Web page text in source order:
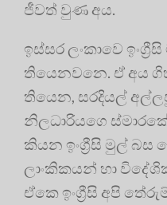
ජීවත් වුණ අය.
ඉස්සර ලංකාවෙ
තියෙනවනෙ. ඒ අය
තියෙන, සරදියල්
නිලධාරියගෙ
කියන ඉංග්‍රීසි මුල් බස
ලාංකිකයන් හා
ඒකෙ ඉංග්‍රීසි අපි